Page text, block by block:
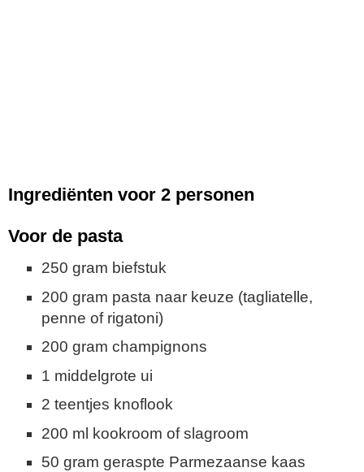
Ingrediënten voor 2 personen
Voor de pasta
250 gram biefstuk
200 gram pasta naar keuze (tagliatelle,
penne of rigatoni)
200 gram champignons
1 middelgrote ui
2 teentjes knoflook
200 ml kookroom of slagroom
50 gram geraspte Parmezaanse kaas